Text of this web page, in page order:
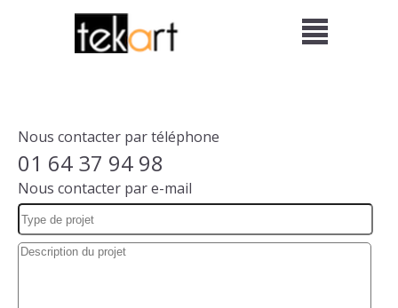
Nous contacter par téléphone
01 64 37 94 98
Nous contacter par e-mail